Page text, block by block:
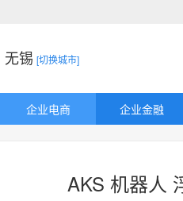
无锡 [切换城市]
企业电商 企业金融
AKS 机器人